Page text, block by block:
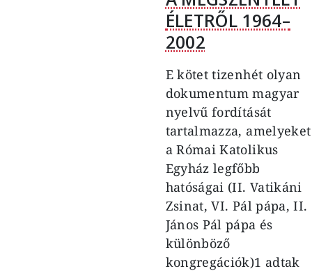
ÉLETRŐL 1964–
2002
E kötet tizenhét olyan
dokumentum magyar
nyelvű fordítását
tartalmazza, amelyeket
a Római Katolikus
Egyház legfőbb
hatóságai (II. Vatikáni
Zsinat, VI. Pál pápa, II.
János Pál pápa és
különböző
kongregációk)1 adtak